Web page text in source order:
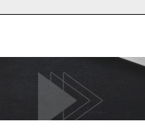
Privacy Policy.